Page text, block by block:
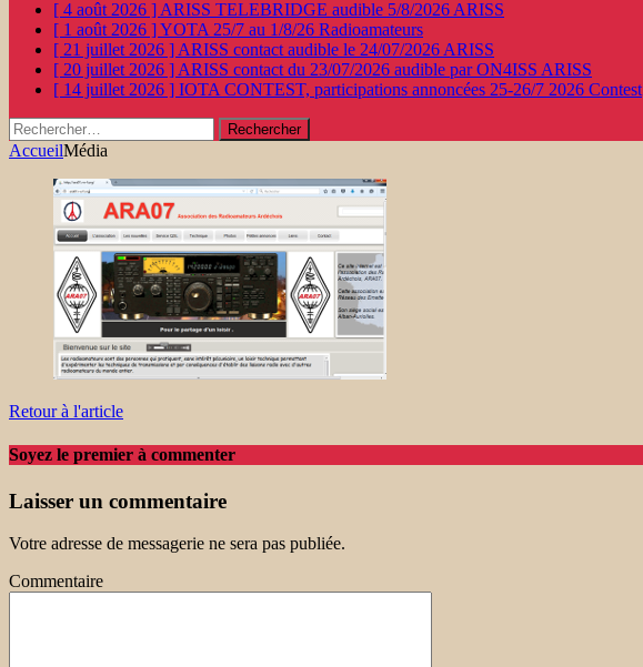
[ 4 août 2026 ] ARISS TELEBRIDGE audible 5/8/2026 ARISS
[ 1 août 2026 ]YOTA 25/7 au 1/8/26 Radioamateurs
[ 21 juillet 2026 ] ARISS contact audible le 24/07/2026 ARISS
[ 20 juillet 2026 ] ARISS contact du 23/07/2026 audible par ON4ISS ARISS
[ 14 juillet 2026 ] IOTA CONTEST, participations annoncées 25-26/7 2026 Contest
Rechercher :
AccueilMédia
Retour à l'article
Soyez le premier à commenter
Laisser un commentaire
Votre adresse de messagerie ne sera pas publiée.
Commentaire